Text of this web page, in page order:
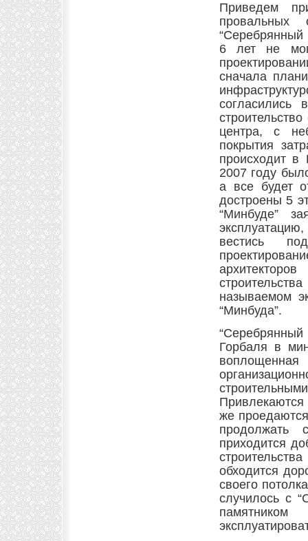
Приведем
провальных
“Серебрянный
6 лет не
сначала
согласились
центра, с
покрытия
происходит
2007 году
а все будет
достроены 5
“Минбуде”
вестись
называемом
“Минбуда”.
“Серебрянный
Горбаля в
же
продолжать
приходится
обходится
своего
случилось с